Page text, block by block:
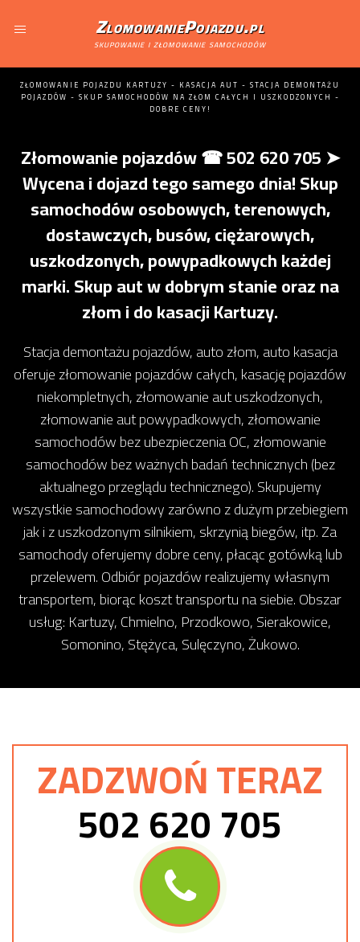
ZlomowaniePojazdu.pl
skupowanie i złomowanie samochodów
ZŁOMOWANIE POJAZDU KARTUZY - KASACJA AUT - STACJA DEMONTAŻU
POJAZDÓW - SKUP SAMOCHODÓW NA ZŁOM CAŁYCH I USZKODZONYCH -
DOBRE CENY!
Złomowanie pojazdów ☎ 502 620 705 ➤
Wycena i dojazd tego samego dnia! Skup
samochodów osobowych, terenowych,
dostawczych, busów, ciężarowych,
uszkodzonych, powypadkowych każdej
marki. Skup aut w dobrym stanie oraz na
złom i do kasacji Kartuzy.
Stacja demontażu pojazdów, auto złom, auto kasacja
oferuje złomowanie pojazdów całych, kasację pojazdów
niekompletnych, złomowanie aut uszkodzonych,
złomowanie aut powypadkowych, złomowanie
samochodów bez ubezpieczenia OC, złomowanie
samochodów bez ważnych badań technicznych (bez
aktualnego przeglądu technicznego). Skupujemy
wszystkie samochodowy zarówno z dużym przebiegiem
jak i z uszkodzonym silnikiem, skrzynią biegów, itp. Za
samochody oferujemy dobre ceny, płacąc gotówką lub
przelewem. Odbiór pojazdów realizujemy własnym
transportem, biorąc koszt transportu na siebie. Obszar
usług: Kartuzy, Chmielno, Przodkowo, Sierakowice,
Somonino, Stężyca, Sulęczyno, Żukowo.
ZADZWOŃ TERAZ
502 620 705